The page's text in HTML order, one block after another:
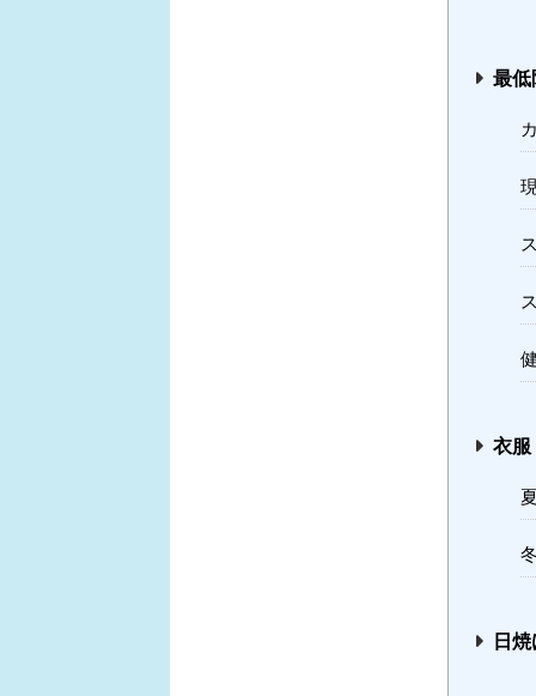
最低
衣服
日